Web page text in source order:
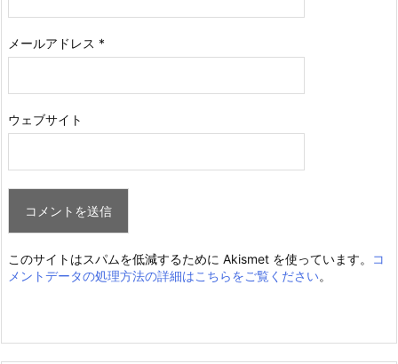
メールアドレス *
ウェブサイト
このサイトはスパムを低減するために Akismet を使っています。
コ
メントデータの処理方法の詳細はこちらをご覧ください。